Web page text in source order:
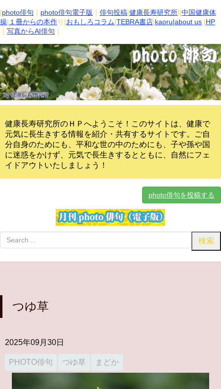
|photo俳句 ｜ photo俳句電子版 ｜ 俳句投稿|健康長寿研究所||中国健康体
操| １冊からの本作り|おもしろコラム|TEBRA書店|kaoru|about us |HP
｜ 写真からAI俳句 ｜
健康長寿研究所のＨＰへようこそ！このサイトは、健康で
元気に長生きする情報を紹介・共有するサイトです。
ご自
分自身のためにも、平和な世の中のためにも、子や孫や国
に迷惑をかけず、元気で長生きするとともに、自然にフェ
イドアウトいたしましょう！
photo俳句を投稿する
つゆ草
2025年09月30日
PHOTO俳句 つゆ草 まどか